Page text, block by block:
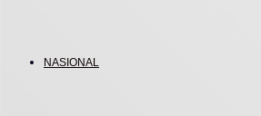
NASIONAL